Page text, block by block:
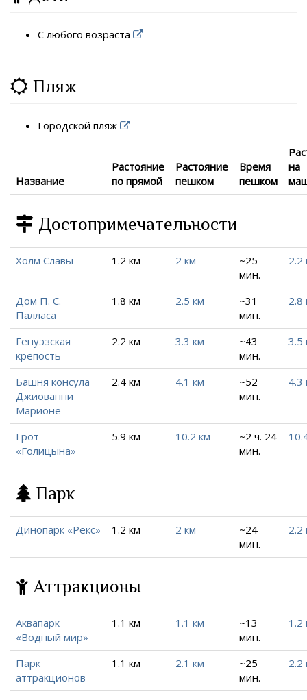
С любого возраста
Пляж
Городской пляж
Название
Растояние
по прямой
Растояние
пешком
Время
пешком
на
Достопримечательности
Холм Славы 1.2 км 2 км
~25
мин.
2.2
Дом П. С.
Палласа
1.8 км 2.5 км
~31
мин.
2.8
Генуэзская
крепость
2.2 км 3.3 км
~43
мин.
3.5
Башня консула
Джиованни
Марионе
2.4 км 4.1 км
~52
мин.
4.3
Грот
«Голицына»
5.9 км 10.2 км
~2 ч. 24
мин.
Парк
Динопарк «Рекс» 1.2 км 2 км
~24
мин.
2.2
Аттракционы
Аквапарк
«Водный мир»
1.1 км 1.1 км
~13
мин.
1.2
Парк
аттракционов
1.1 км 2.1 км
~25
мин.
2.2